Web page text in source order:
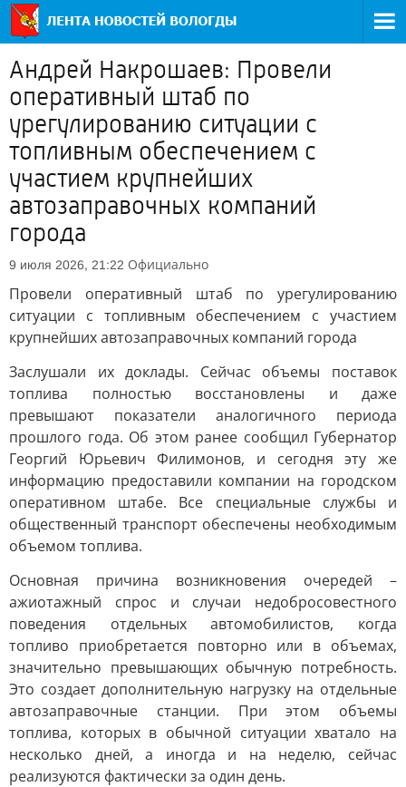
Андрей Накрошаев: Провели
оперативный штаб по
урегулированию ситуации с
топливным обеспечением с
участием крупнейших
автозаправочных компаний
города
9 июля 2026, 21:22 Официально
Провели оперативный штаб по урегулированию
ситуации с топливным обеспечением с участием
крупнейших автозаправочных компаний города
Заслушали их доклады. Сейчас объемы поставок
топлива полностью восстановлены и даже
превышают показатели аналогичного периода
прошлого года. Об этом ранее сообщил Губернатор
Георгий Юрьевич Филимонов, и сегодня эту же
информацию предоставили компании на городском
оперативном штабе. Все специальные службы и
общественный транспорт обеспечены необходимым
объемом топлива.
Основная причина возникновения очередей –
ажиотажный спрос и случаи недобросовестного
поведения отдельных автомобилистов, когда
топливо приобретается повторно или в объемах,
значительно превышающих обычную потребность.
Это создает дополнительную нагрузку на отдельные
автозаправочные станции. При этом объемы
топлива, которых в обычной ситуации хватало на
несколько дней, а иногда и на неделю, сейчас
реализуются фактически за один день.